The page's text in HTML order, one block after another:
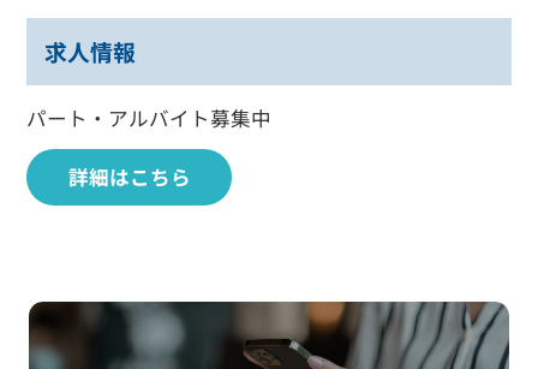
求人情報
パート・アルバイト募集中
詳細はこちら